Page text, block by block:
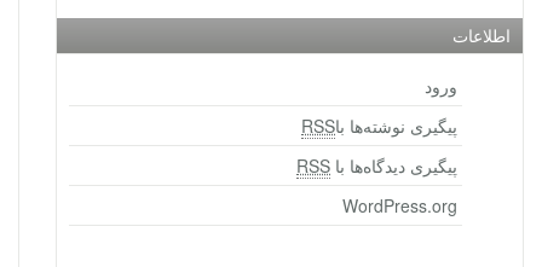
اطلاعات
ورود
پیگیری نوشته‌ها باRSS
پیگیری دیدگاه‌ها با RSS
WordPress.org